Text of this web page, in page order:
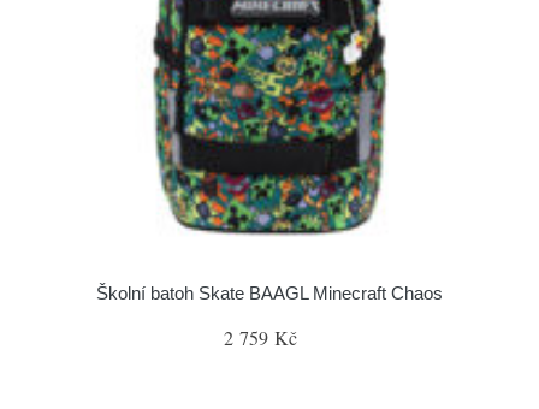
Školní batoh Skate BAAGL Minecraft Chaos
2 759 Kč